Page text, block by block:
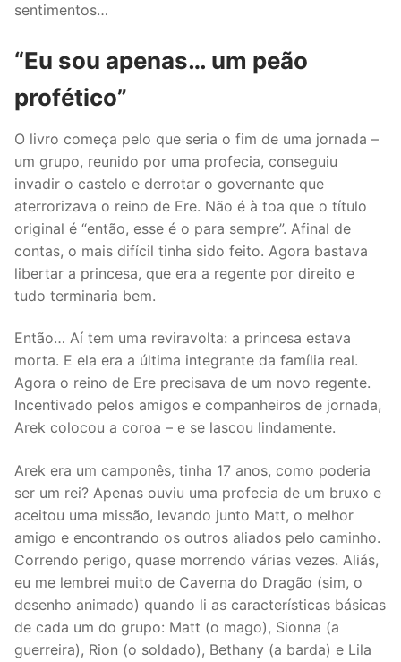
sentimentos…
“Eu sou apenas… um peão
profético”
O livro começa pelo que seria o fim de uma jornada –
um grupo, reunido por uma profecia, conseguiu
invadir o castelo e derrotar o governante que
aterrorizava o reino de Ere. Não é à toa que o título
original é “então, esse é o para sempre”. Afinal de
contas, o mais difícil tinha sido feito. Agora bastava
libertar a princesa, que era a regente por direito e
tudo terminaria bem.
Então… Aí tem uma reviravolta: a princesa estava
morta. E ela era a última integrante da família real.
Agora o reino de Ere precisava de um novo regente.
Incentivado pelos amigos e companheiros de jornada,
Arek colocou a coroa – e se lascou lindamente.
Arek era um camponês, tinha 17 anos, como poderia
ser um rei? Apenas ouviu uma profecia de um bruxo e
aceitou uma missão, levando junto Matt, o melhor
amigo e encontrando os outros aliados pelo caminho.
Correndo perigo, quase morrendo várias vezes. Aliás,
eu me lembrei muito de Caverna do Dragão (sim, o
desenho animado) quando li as características básicas
de cada um do grupo: Matt (o mago), Sionna (a
guerreira), Rion (o soldado), Bethany (a barda) e Lila